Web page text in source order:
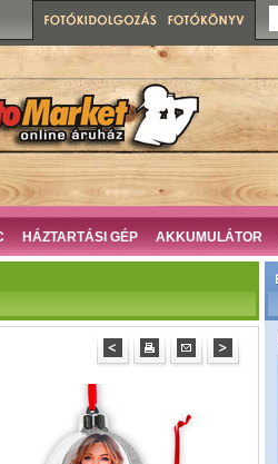
HÁZTARTÁSI GÉP AKKUMULÁTOR